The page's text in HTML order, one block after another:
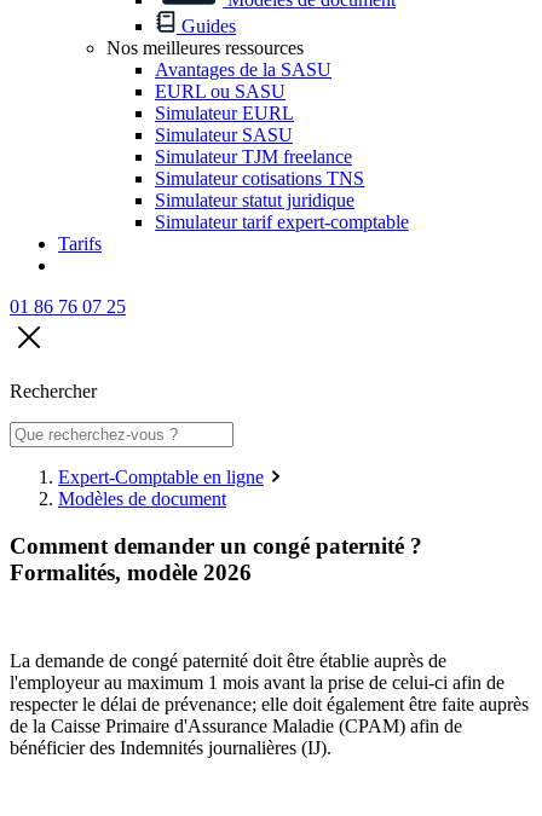
Guides
Nos meilleures ressources
Avantages de la SASU
EURL ou SASU
Simulateur EURL
Simulateur SASU
Simulateur TJM freelance
Simulateur cotisations TNS
Simulateur statut juridique
Simulateur tarif expert-comptable
Tarifs
01 86 76 07 25
Rechercher
Expert-Comptable en ligne
Modèles de document
Comment demander un congé paternité ?
Formalités, modèle 2026
La demande de congé paternité doit être établie auprès de
l'employeur au maximum 1 mois avant la prise de celui-ci afin de
respecter le délai de prévenance; elle doit également être faite auprès
de la Caisse Primaire d'Assurance Maladie (CPAM) afin de
bénéficier des Indemnités journalières (IJ).